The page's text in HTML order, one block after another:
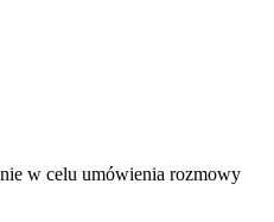
w celu umówienia rozmowy